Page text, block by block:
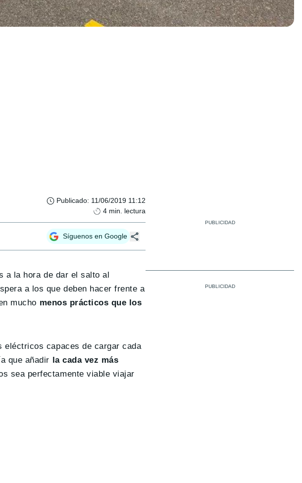
Publicado: 11/06/2019 11:12
4 min. lectura
Síguenos en Google
a la hora de dar el salto al
a los que deben hacer frente a
mucho menos prácticos que los
eléctricos capaces de cargar cada
que añadir la cada vez más
sea perfectamente viable viajar